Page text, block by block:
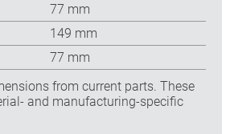
77 mm
149 mm
77 mm
from current parts. These
and manufacturing-specific